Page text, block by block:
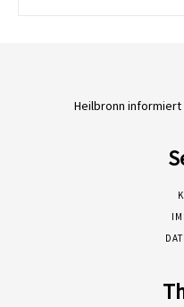
Heilbronn informiert